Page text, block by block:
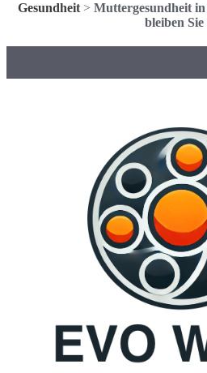
Gesundheit> Muttergesundheit
bleiben